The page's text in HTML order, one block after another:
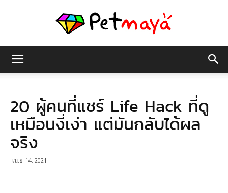
มายา
20 ผู้คนที่แชร์ Life Hack ที่ดู
เหมือนงี่เง่า แต่มันกลับได้ผล
จริง
เม.ย. 14, 2021